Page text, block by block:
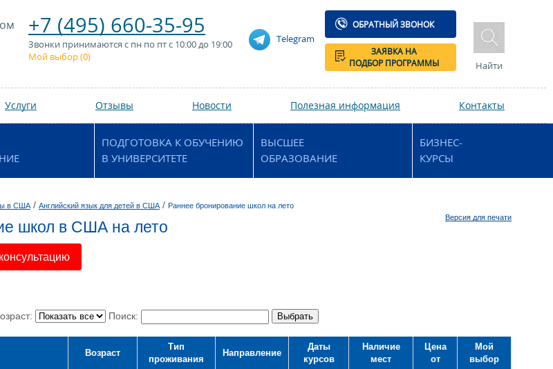
+7 (495) 660-35-95
Звонки принимаются с пн по пт с 10:00 до 19:00
Мой выбор (0)
Telegram
ОБРАТНЫЙ ЗВОНОК
ЗАЯВКА НА
ПОДБОР ПРОГРАММЫ
Найти
Услуги Отзывы Новости Полезная информация Контакты
ПОДГОТОВКА К ОБУЧЕНИЮ
В УНИВЕРСИТЕТЕ
ВЫСШЕЕ
ОБРАЗОВАНИЕ
БИЗНЕС-
КУРСЫ
в США / Английский язык для детей в США / Раннее бронирование школ на лето
Версия для печати
школ в США на лето
Поиск: Выбрать
Возраст
Тип
проживания
Направление
Даты
курсов
Наличие
мест
Цена
от
Мой
выбор